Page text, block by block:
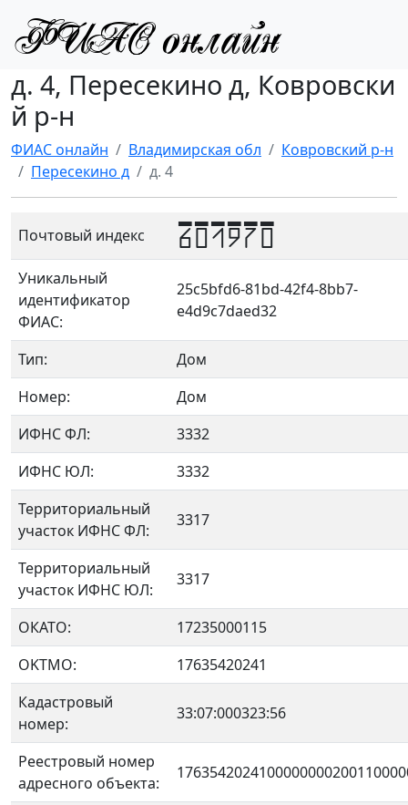
д. 4, Пересекино д, Ковровски
й р-н
ФИАС онлайн Владимирская обл
Ковровский р-н
Пересекино д
д. 4
Почтовый индекс 601970
Уникальный
идентификатор
ФИАС:
25c5bfd6-81bd-42f4-8bb7-
e4d9c7daed32
Тип:
Дом
Номер:
Дом
ИФНС ФЛ:
3332
ИФНС ЮЛ:
3332
Территориальный
участок ИФНС ФЛ:
3317
Территориальный
участок ИФНС ЮЛ:
3317
ОКАТО:
17235000115
OKTMO:
17635420241
Кадастровый
номер:
33:07:000323:56
Реестровый номер
адресного объекта: